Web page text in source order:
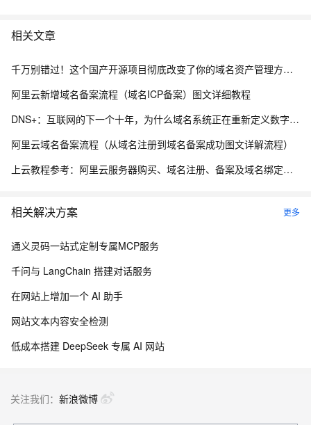
相关文章
千万别错过！这个国产开源项目彻底改变了你的域名资产管理方式，收藏它相当于多一个安全专家！
阿里云新增域名备案流程（域名ICP备案）图文详细教程
DNS+：互联网的下一个十年，为什么域名系统正在重新定义数字生态？ ——解读《“DNS+”发展白皮书（2023）》
阿里云域名备案流程（从域名注册到域名备案成功图文详解流程）
上云教程参考：阿里云服务器购买、域名注册、备案及域名绑定全流程指南
相关解决方案 更多
通义灵码一站式定制专属MCP服务
千问与 LangChain 搭建对话服务
在网站上增加一个 AI 助手
网站文本内容安全检测
低成本搭建 DeepSeek 专属 AI 网站
关注我们： 新浪微博